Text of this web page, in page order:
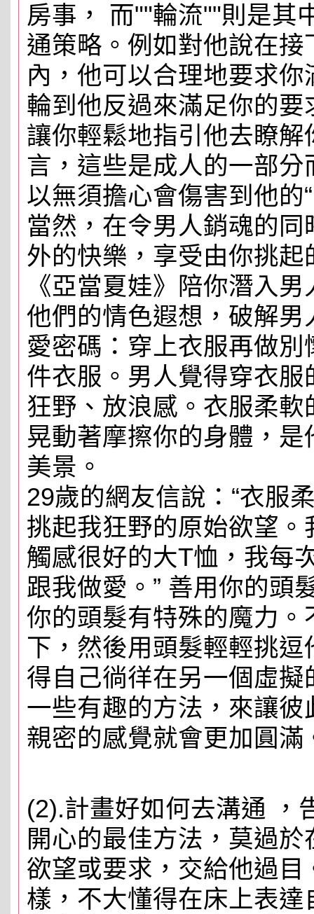
房事， 而""輪流""則是其
通策略。例如對他說在接
內，他可以合理地要求
輪到他反過來滿足你的
讓你輕鬆地指引他去瞭
言，這些是成人的一部
以無須擔心會傷害到他的
當然，在令男人銷魂的
外的快樂，享受由你挑
《亞當夏娃》陪你潛入
他們的情色遐想，破解男
愛密碼：穿上衣服再做
件衣服。男人覺得穿衣
狂野、放浪感。衣服柔
晃動著摩擦你的身體，
美景。
29歲的網友信說：“衣服
挑起我狂野的原始欲望
觸感很好的大T恤，我每
跟我做愛。” 善用你的頭
你的頭髮有特殊的魔力。
下，然後用頭髮輕輕挑
得自己徜徉在另一個虛
一些有趣的方法，來讓彼
親密的感覺就會更加圓滿
(2).計畫好如何去溝通 ，
開心的最佳方法，莫過
欲望或要求，交給他過目
樣，不大懂得在床上表